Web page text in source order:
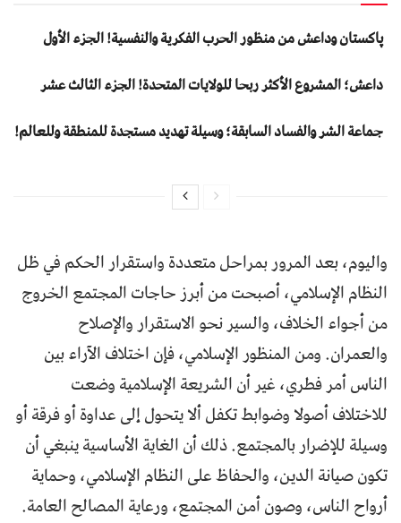
پاکستان وداعش من منظور الحرب الفكرية والنفسية! الجزء الأول
داعش؛ المشروع الأكثر ربحا للولايات المتحدة! الجزء الثالث عشر
جماعة الشر والفساد السابقة؛ وسيلة تهديد مستجدة للمنطقة وللعالم!
واليوم، بعد المرور بمراحل متعددة واستقرار الحكم في ظل
النظام الإسلامي، أصبحت من أبرز حاجات المجتمع الخروج
من أجواء الخلاف، والسير نحو الاستقرار والإصلاح
والعمران. ومن المنظور الإسلامي، فإن اختلاف الآراء بين
الناس أمر فطري، غير أن الشريعة الإسلامية وضعت
للاختلاف أصولا وضوابط تكفل ألا يتحول إلى عداوة أو فرقة أو
وسيلة للإضرار بالمجتمع. ذلك أن الغاية الأساسية ينبغي أن
تكون صيانة الدين، والحفاظ على النظام الإسلامي، وحماية
أرواح الناس، وصون أمن المجتمع، ورعاية المصالح العامة.